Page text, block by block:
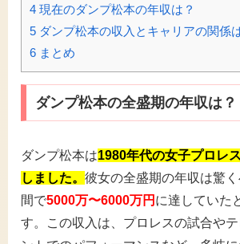
4 現在のダンプ松本の年収は？
5 ダンプ松本の収入とキャリアの関係
6 まとめ
ダンプ松本の全盛期の年収は？
ダンプ松本は1980年代の女子プロレ
しました。 彼女の全盛期の年収は驚
間で5000万〜6000万円 に達していた
す。この収入は、プロレスの試合や